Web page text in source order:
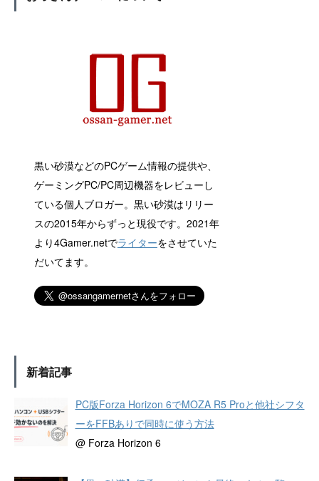
黒い砂漠などのPCゲーム情報の提供や、
ゲーミングPC/PC周辺機器をレビューし
ている個人ブロガー。黒い砂漠はリリー
スの2015年からずっと現役です。2021年
より4Gamer.netでライターをさせていた
だいてます。
新着記事
PC版Forza Horizon 6でMOZA R5 Proと他社シフタ
ーをFFBありで同時に使う方法
@ Forza Horizon 6